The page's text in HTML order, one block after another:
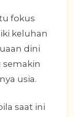
fokus
keluhan
dini
semakin
usia.
saat ini